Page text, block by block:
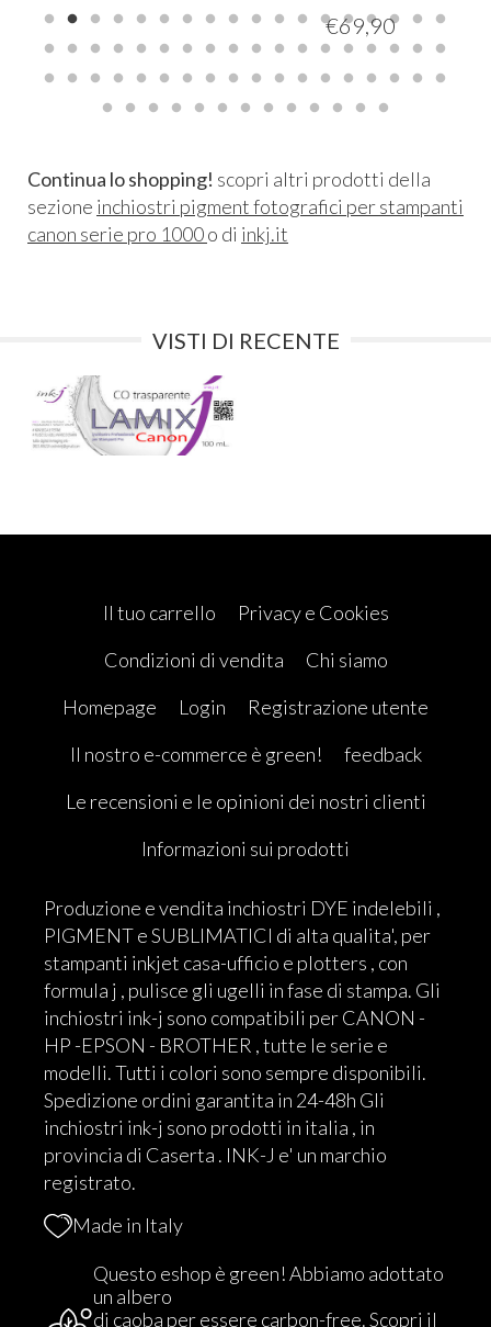
€69,90
Continua lo shopping! scopri altri prodotti della
sezione inchiostri pigment fotografici per stampanti
canon serie pro 1000o di inkj.it
VISTI DI RECENTE
Il tuo carrello
Privacy e Cookies
Condizioni di vendita
Chi siamo
Homepage
Login
Registrazione utente
Il nostro e-commerce è green!
feedback
Le recensioni e le opinioni dei nostri clienti
Informazioni sui prodotti
Produzione e vendita inchiostri DYE indelebili ,
PIGMENT e SUBLIMATICI di alta qualita', per
stampanti inkjet casa-ufficio e plotters , con
formula j , pulisce gli ugelli in fase di stampa. Gli
inchiostri ink-j sono compatibili per CANON -
HP -EPSON - BROTHER , tutte le serie e
modelli. Tutti i colori sono sempre disponibili.
Spedizione ordini garantita in 24-48h Gli
inchiostri ink-j sono prodotti in italia , in
provincia di Caserta . INK-J e' un marchio
registrato.
Made in Italy
Questo eshop è green! Abbiamo adottato
un albero
di caoba per essere carbon-free.Scopri il